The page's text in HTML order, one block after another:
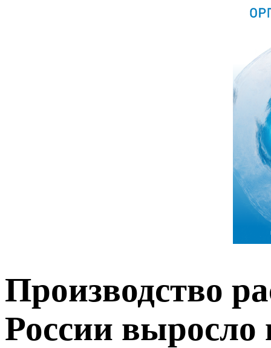
Производство
России выросло